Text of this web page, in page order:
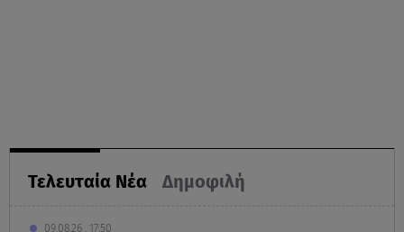
Τελευταία Νέα Δημοφιλή
09.08.26 , 17:50